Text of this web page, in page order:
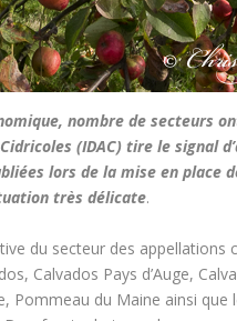
nombre de secteurs
(IDAC) tire le signal
lors de la mise en place
très délicate.
du secteur des appellations
Calvados Pays d’Auge,
du Maine ainsi que